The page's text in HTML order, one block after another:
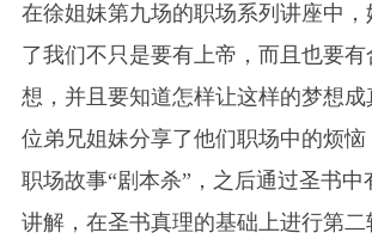
在徐姐妹第九场的职场系列讲座中
了我们不只是要有上帝，而且也要
想，并且要知道怎样让这样的梦想成
位弟兄姐妹分享了他们职场中的烦恼
职场故事“剧本杀”，之后通过圣书中
讲解，在圣书真理的基础上进行第二